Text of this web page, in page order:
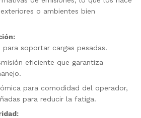
o ambientes bien
para soportar cargas pesadas.
eficiente que garantiza
para comodidad del operador,
para reducir la fatiga.